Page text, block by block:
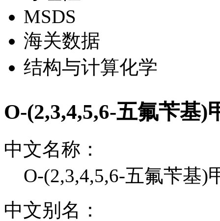
MSDS
海关数据
结构与计算化学
O-(2,3,4,5,6-五氟苄基)
中文名称：
O-(2,3,4,5,6-五氟苄基)
中文别名：